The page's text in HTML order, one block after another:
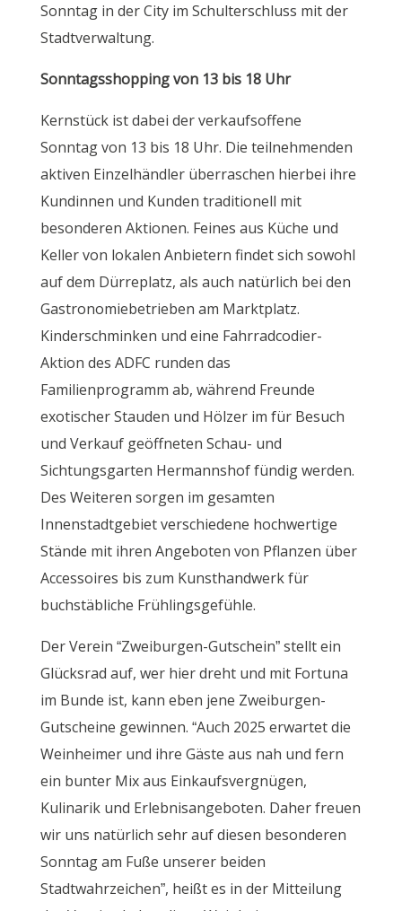
Sonntag in der City im Schulterschluss mit der
Stadtverwaltung.
Sonntagsshopping von 13 bis 18 Uhr
Kernstück ist dabei der verkaufsoffene
Sonntag von 13 bis 18 Uhr. Die teilnehmenden
aktiven Einzelhändler überraschen hierbei ihre
Kundinnen und Kunden traditionell mit
besonderen Aktionen. Feines aus Küche und
Keller von lokalen Anbietern findet sich sowohl
auf dem Dürreplatz, als auch natürlich bei den
Gastronomiebetrieben am Marktplatz.
Kinderschminken und eine Fahrradcodier-
Aktion des ADFC runden das
Familienprogramm ab, während Freunde
exotischer Stauden und Hölzer im für Besuch
und Verkauf geöffneten Schau- und
Sichtungsgarten Hermannshof fündig werden.
Des Weiteren sorgen im gesamten
Innenstadtgebiet verschiedene hochwertige
Stände mit ihren Angeboten von Pflanzen über
Accessoires bis zum Kunsthandwerk für
buchstäbliche Frühlingsgefühle.
Der Verein “Zweiburgen-Gutschein” stellt ein
Glücksrad auf, wer hier dreht und mit Fortuna
im Bunde ist, kann eben jene Zweiburgen-
Gutscheine gewinnen. “Auch 2025 erwartet die
Weinheimer und ihre Gäste aus nah und fern
ein bunter Mix aus Einkaufsvergnügen,
Kulinarik und Erlebnisangeboten. Daher freuen
wir uns natürlich sehr auf diesen besonderen
Sonntag am Fuße unserer beiden
Stadtwahrzeichen”, heißt es in der Mitteilung